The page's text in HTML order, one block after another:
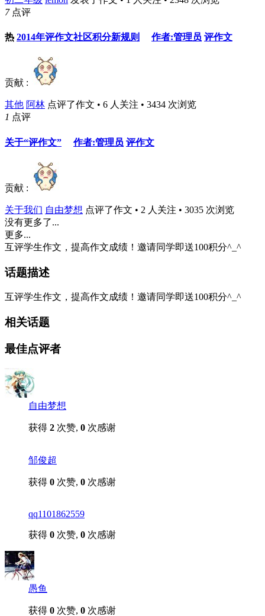
7点评
热 2014年评作文社区积分新规则 作者:管理员 评作文
贡献 :
其他 阿林 点评了作文 • 6 人关注 • 3434 次浏览
1 点评
关于“评作文” 作者:管理员 评作文
贡献 :
关于我们 自由梦想 点评了作文 • 2 人关注 • 3035 次浏览
没有更多了...
更多...
互评学生作文，提高作文成绩！邀请同学即送100积分^_^
话题描述
互评学生作文，提高作文成绩！邀请同学即送100积分^_^
相关话题
最佳点评者
自由梦想
获得 2 次赞, 0 次感谢
邹俊超
获得 0 次赞, 0 次感谢
qq1101862559
获得 0 次赞, 0 次感谢
愚鱼
获得 0 次赞, 0 次感谢